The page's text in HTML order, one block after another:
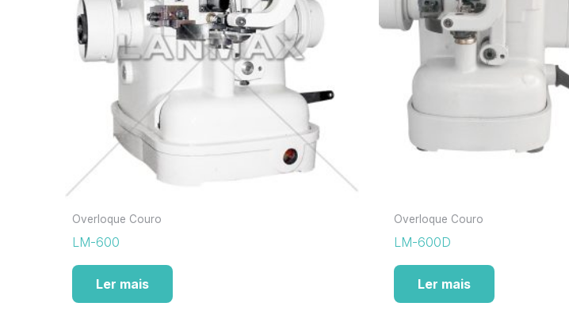
Overloque Couro
LM-600
Ler mais
Overloque Couro
LM-600D
Ler mais